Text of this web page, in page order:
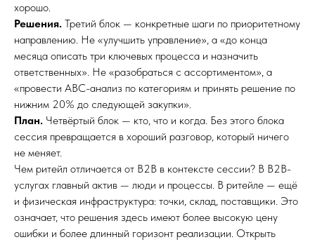
хорошо.
Решения. Третий блок — конкретные шаги по приоритетному
направлению. Не «улучшить управление», а «до конца
месяца описать три ключевых процесса и назначить
ответственных». Не «разобраться с ассортиментом», а
«провести ABC-анализ по категориям и принять решение по
нижним 20% до следующей закупки».
План. Четвёртый блок — кто, что и когда. Без этого блока
сессия превращается в хороший разговор, который ничего
не меняет.
Чем ритейл отличается от B2B в контексте сессии? В B2B-
услугах главный актив — люди и процессы. В ритейле — ещё
и физическая инфраструктура: точки, склад, поставщики. Это
означает, что решения здесь имеют более высокую цену
ошибки и более длинный горизонт реализации. Открыть